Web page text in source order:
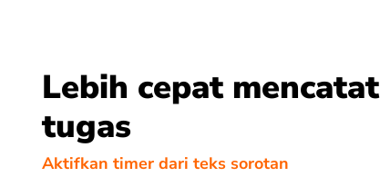
Lebih cepat mencatat
tugas
Aktifkan timer dari teks sorotan